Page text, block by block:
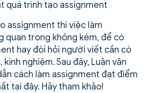
quá trình tạo assignment
assignment thì việc làm
quan trọng không kém, để có
hay đòi hỏi người viết cần có
nghiệm. Sau đây, Luận văn
cách làm assignment đạt điểm
tại đây. Hãy tham khảo!